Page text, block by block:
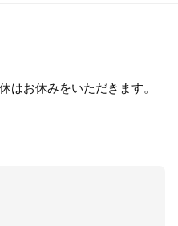
はお休みをいただきます。